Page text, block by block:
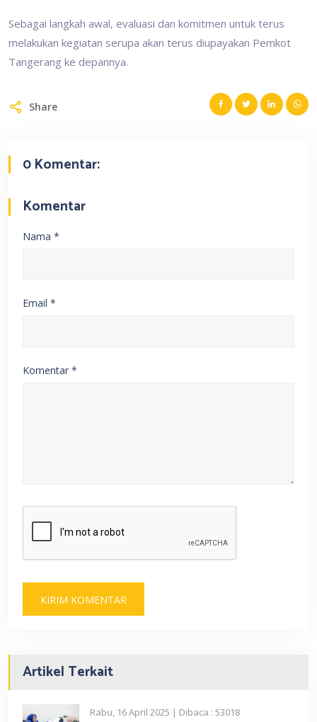
Sebagai langkah awal, evaluasi dan komitmen untuk terus
melakukan kegiatan serupa akan terus diupayakan Pemkot
Tangerang ke depannya.
Share
0 Komentar:
Komentar
Nama *
Email *
Komentar *
Artikel Terkait
Rabu, 16 April 2025 | Dibaca : 53018